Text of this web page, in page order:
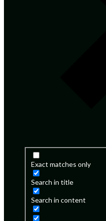
Exact matches only
Search in title
Search in content